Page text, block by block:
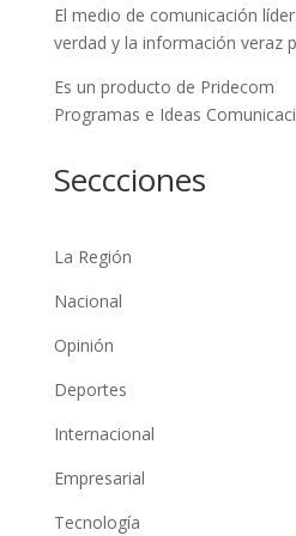
El medio de comunicación
verdad y la información veraz
Es un producto de Pridecom
Programas e Ideas
Seccciones
La Región
Nacional
Opinión
Deportes
Internacional
Empresarial
Tecnología